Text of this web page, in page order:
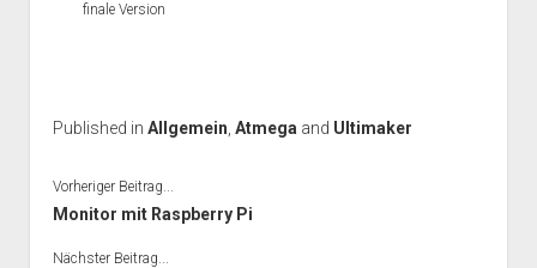
finale Version
Published in Allgemein Atmega and Ultimaker
Vorheriger Beitrag...
Monitor mit Raspberry Pi
Nächster Beitrag...